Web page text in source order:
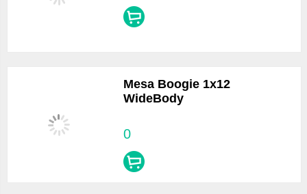
Mesa Boogie 1x12
WideBody
0